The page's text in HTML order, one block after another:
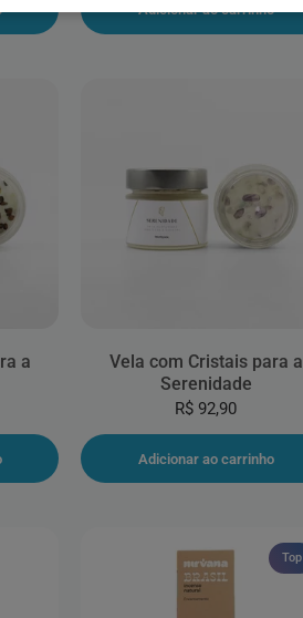
Adicionar ao carrinho
a
Vela com Cristais para a
Serenidade
R$ 92,90
Adicionar ao carrinho
Top